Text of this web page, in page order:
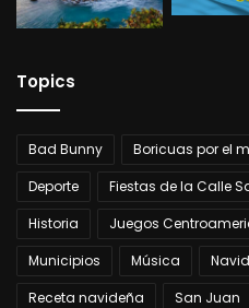
Topics
Bad Bunny Boricuas por el
Deporte
Fiestas de la Calle
Historia
Juegos
Municipios
Música
Receta navideña
San Juan